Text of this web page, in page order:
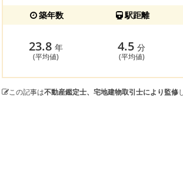
築年数 駅距離
23.8 年
(平均値)
4.5分
(平均値)
この記事は不動産鑑定士、宅地建物取引士により監修